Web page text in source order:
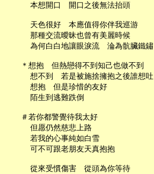
     本想開口　開口之後無法抬頭
     天色很好　本應值得你伴我巡游
     那種交流曖昧也曾有美麗時候
     為何白白地讓眼淚流　淪為骯臟鐵鏽
   ＊想抱　但熱戀得不到知己也做不到
     想不到　若是被施捨擁抱之後誰想吐
     想抱　但是珍惜的友好
     陌生到逃難跌倒
   ＃若你都警覺待我太好
     但愿仍然慈悲上路
     若我的心事純如白雪
     可不可跟老朋友天真抱抱
     從來受慣傷害　從頭為你等待